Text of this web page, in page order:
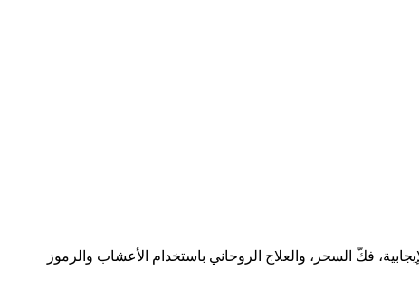
توارثناها عن أجدادنا منذ أكثر من 300 عام. أعمل في مجال الطاقة الإيجابية، فكّ السحر، والعلاج الروحاني باستخدام الأعشاب والرموز